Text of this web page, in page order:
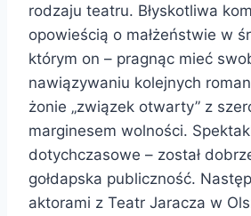
rodzaju teatru. Błyskotliwa
opowieścią o małżeństwie w
którym on – pragnąc mieć
nawiązywaniu kolejnych
żonie „związek otwarty” z
marginesem wolności.
dotychczasowe – został
gołdapska publiczność.
aktorami z Teatr Jaracza w